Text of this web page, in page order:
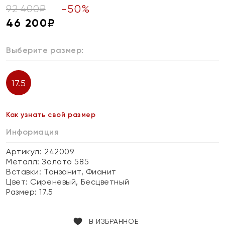
92 400₽ -50%
46 200₽
Выберите размер:
17.5
Как узнать свой размер
Информация
Артикул: 242009
Металл:Золото 585
Вставки: Танзанит, Фианит
Цвет: Сиреневый, Бесцветный
Размер:17.5
В ИЗБРАННОЕ